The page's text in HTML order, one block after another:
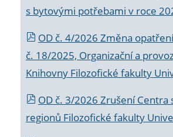
s bytovými potřebami v roce
OD č. 4/2026 Změna
č. 18/2025, Organizační a
Knihovny Filozofické fakulty
OD č. 3/2026 Zrušení Centra
regionů Filozofické fakulty